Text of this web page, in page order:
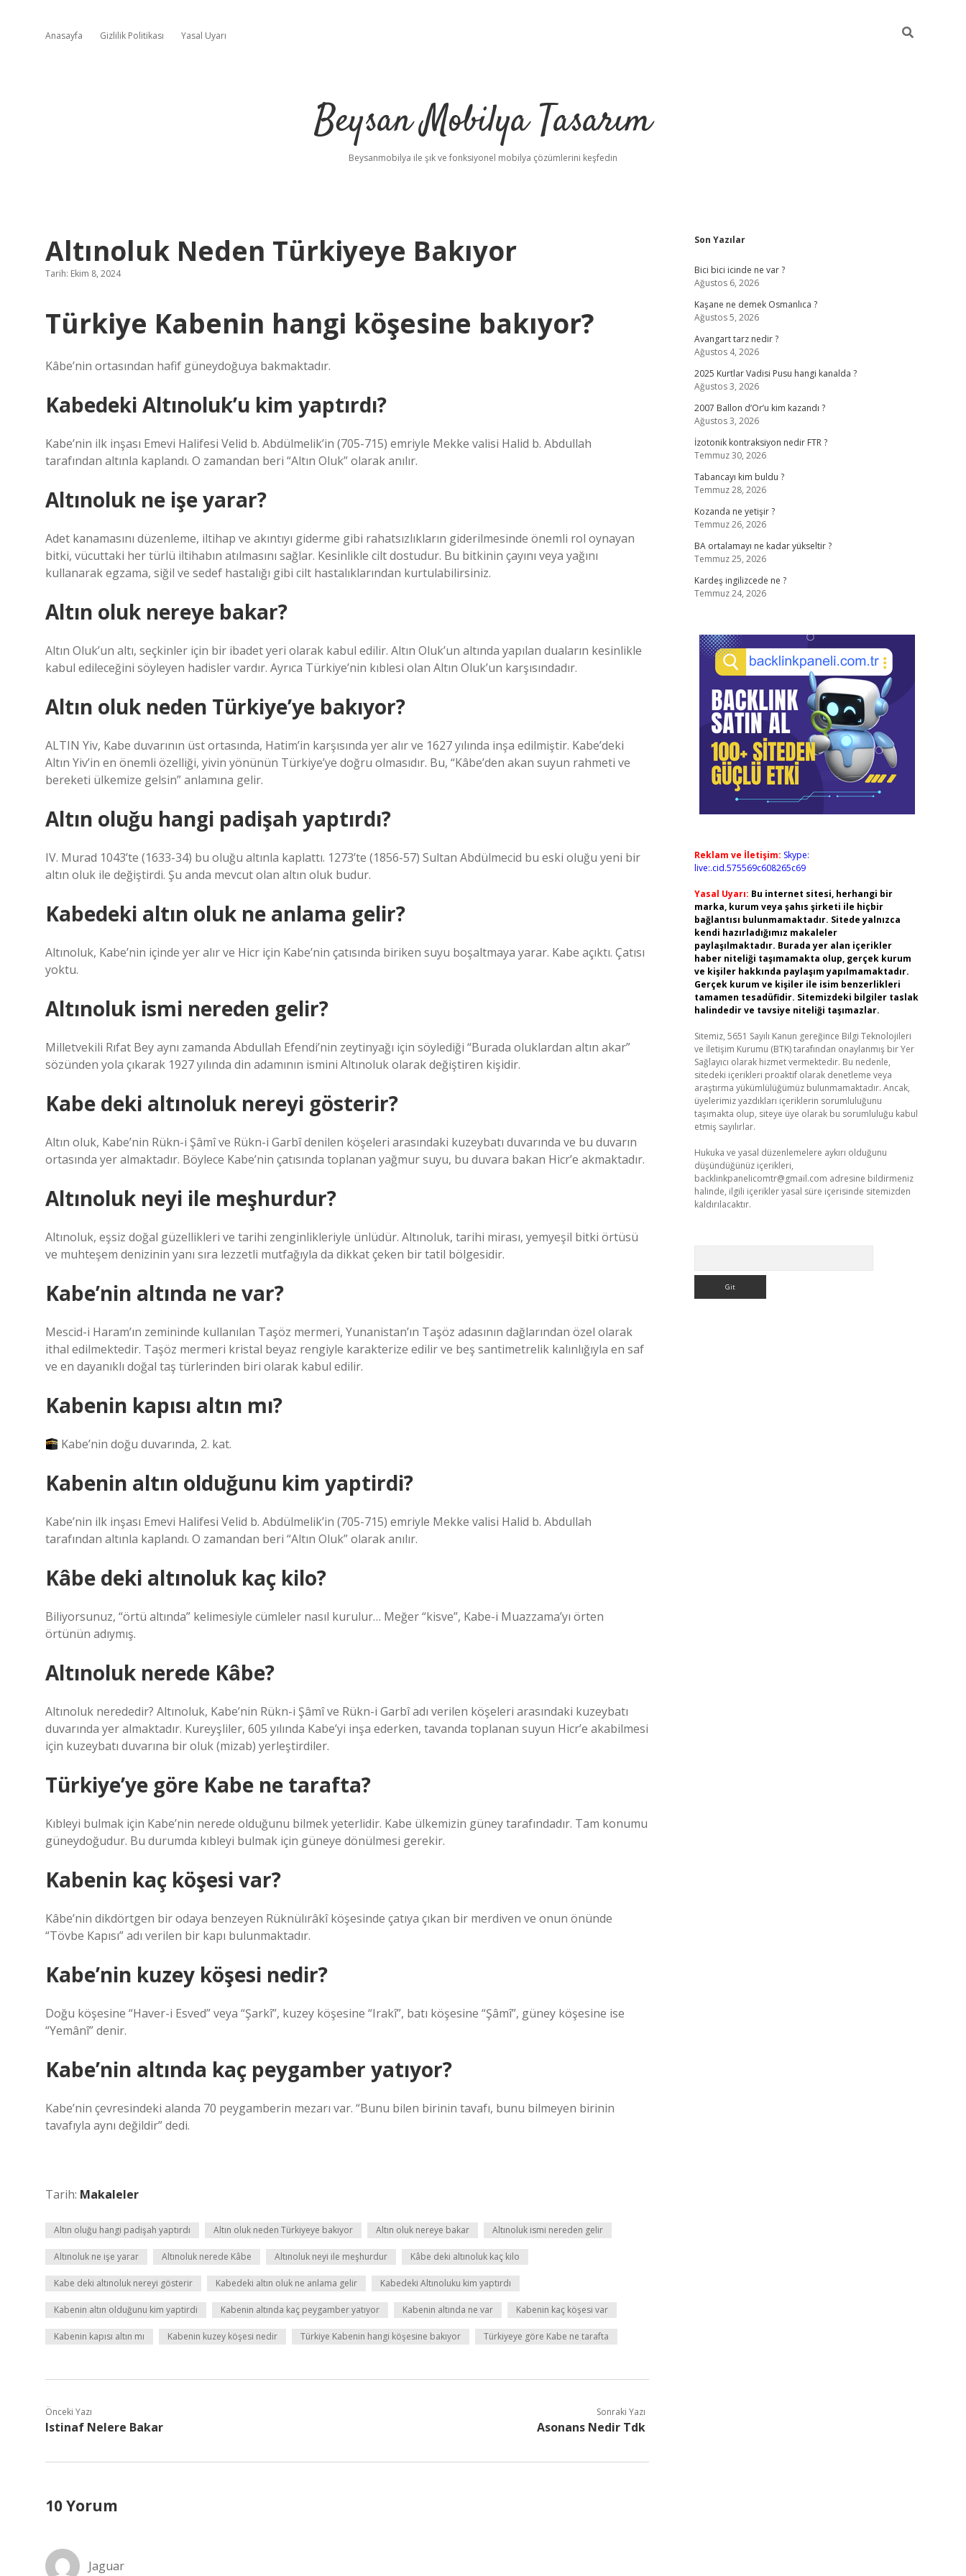
Anasayfa Gizlilik Politikası Yasal Uyarı
Beysan Mobilya Tasarım
Beysanmobilya ile şık ve fonksiyonel mobilya çözümlerini keşfedin
Altınoluk Neden Türkiyeye Bakıyor
Tarih: Ekim 8, 2024
Türkiye Kabenin hangi köşesine bakıyor?
Kâbe’nin ortasından hafif güneydoğuya bakmaktadır.
Kabedeki Altınoluk’u kim yaptırdı?
Kabe’nin ilk inşası Emevi Halifesi Velid b. Abdülmelik’in (705-715) emriyle Mekke valisi Halid b. Abdullah
tarafından altınla kaplandı. O zamandan beri “Altın Oluk” olarak anılır.
Altınoluk ne işe yarar?
Adet kanamasını düzenleme, iltihap ve akıntıyı giderme gibi rahatsızlıkların giderilmesinde önemli rol oynayan
bitki, vücuttaki her türlü iltihabın atılmasını sağlar. Kesinlikle cilt dostudur. Bu bitkinin çayını veya yağını
kullanarak egzama, siğil ve sedef hastalığı gibi cilt hastalıklarından kurtulabilirsiniz.
Altın oluk nereye bakar?
Altın Oluk’un altı, seçkinler için bir ibadet yeri olarak kabul edilir. Altın Oluk’un altında yapılan duaların kesinlikle
kabul edileceğini söyleyen hadisler vardır. Ayrıca Türkiye’nin kıblesi olan Altın Oluk’un karşısındadır.
Altın oluk neden Türkiye’ye bakıyor?
ALTIN ​​Yiv, Kabe duvarının üst ortasında, Hatim’in karşısında yer alır ve 1627 yılında inşa edilmiştir. Kabe’deki
Altın Yiv’in en önemli özelliği, yivin yönünün Türkiye’ye doğru olmasıdır. Bu, “Kâbe’den akan suyun rahmeti ve
bereketi ülkemize gelsin” anlamına gelir.
Altın oluğu hangi padişah yaptırdı?
IV. Murad 1043’te (1633-34) bu oluğu altınla kaplattı. 1273’te (1856-57) Sultan Abdülmecid bu eski oluğu yeni bir
altın oluk ile değiştirdi. Şu anda mevcut olan altın oluk budur.
Kabedeki altın oluk ne anlama gelir?
Altınoluk, Kabe’nin içinde yer alır ve Hicr için Kabe’nin çatısında biriken suyu boşaltmaya yarar. Kabe açıktı. Çatısı
yoktu.
Altınoluk ismi nereden gelir?
Milletvekili Rıfat Bey aynı zamanda Abdullah Efendi’nin zeytinyağı için söylediği “Burada oluklardan altın akar”
sözünden yola çıkarak 1927 yılında din adamının ismini Altınoluk olarak değiştiren kişidir.
Kabe deki altınoluk nereyi gösterir?
Altın oluk, Kabe’nin Rükn-i Şâmî ve Rükn-i Garbî denilen köşeleri arasındaki kuzeybatı duvarında ve bu duvarın
ortasında yer almaktadır. Böylece Kabe’nin çatısında toplanan yağmur suyu, bu duvara bakan Hicr’e akmaktadır.
Altınoluk neyi ile meşhurdur?
Altınoluk, eşsiz doğal güzellikleri ve tarihi zenginlikleriyle ünlüdür. Altınoluk, tarihi mirası, yemyeşil bitki örtüsü
ve muhteşem denizinin yanı sıra lezzetli mutfağıyla da dikkat çeken bir tatil bölgesidir.
Kabe’nin altında ne var?
Mescid-i Haram’ın zemininde kullanılan Taşöz mermeri, Yunanistan’ın Taşöz adasının dağlarından özel olarak
ithal edilmektedir. Taşöz mermeri kristal beyaz rengiyle karakterize edilir ve beş santimetrelik kalınlığıyla en saf
ve en dayanıklı doğal taş türlerinden biri olarak kabul edilir.
Kabenin kapısı altın mı?
Kabe’nin doğu duvarında, 2. kat.
Kabenin altın olduğunu kim yaptirdi?
Kabe’nin ilk inşası Emevi Halifesi Velid b. Abdülmelik’in (705-715) emriyle Mekke valisi Halid b. Abdullah
tarafından altınla kaplandı. O zamandan beri “Altın Oluk” olarak anılır.
Kâbe deki altınoluk kaç kilo?
Biliyorsunuz, “örtü altında” kelimesiyle cümleler nasıl kurulur… Meğer “kisve”, Kabe-i Muazzama’yı örten
örtünün adıymış.
Altınoluk nerede Kâbe?
Altınoluk nerededir? Altınoluk, Kabe’nin Rükn-i Şâmî ve Rükn-i Garbî adı verilen köşeleri arasındaki kuzeybatı
duvarında yer almaktadır. Kureyşliler, 605 yılında Kabe’yi inşa ederken, tavanda toplanan suyun Hicr’e akabilmesi
için kuzeybatı duvarına bir oluk (mizab) yerleştirdiler.
Türkiye’ye göre Kabe ne tarafta?
Kıbleyi bulmak için Kabe’nin nerede olduğunu bilmek yeterlidir. Kabe ülkemizin güney tarafındadır. Tam konumu
güneydoğudur. Bu durumda kıbleyi bulmak için güneye dönülmesi gerekir.
Kabenin kaç köşesi var?
Kâbe’nin dikdörtgen bir odaya benzeyen Rüknülırâkî köşesinde çatıya çıkan bir merdiven ve onun önünde
“Tövbe Kapısı” adı verilen bir kapı bulunmaktadır.
Kabe’nin kuzey köşesi nedir?
Doğu köşesine “Haver-i Esved” veya “Şarkî”, kuzey köşesine “Irakî”, batı köşesine “Şâmî”, güney köşesine ise
“Yemânî” denir.
Kabe’nin altında kaç peygamber yatıyor?
Kabe’nin çevresindeki alanda 70 peygamberin mezarı var. “Bunu bilen birinin tavafı, bunu bilmeyen birinin
tavafıyla aynı değildir” dedi.
Tarih: Makaleler
Altın oluğu hangi padişah yaptırdı Altın oluk neden Türkiyeye bakıyor Altın oluk nereye bakar Altınoluk ismi nereden gelir
Altınoluk ne işe yarar Altınoluk nerede Kâbe Altınoluk neyi ile meşhurdur Kâbe deki altınoluk kaç kilo
Kabe deki altınoluk nereyi gösterir Kabedeki altın oluk ne anlama gelir Kabedeki Altınoluku kim yaptırdı
Kabenin altın olduğunu kim yaptirdi Kabenin altında kaç peygamber yatıyor Kabenin altında ne var Kabenin kaç köşesi var
Kabenin kapısı altın mı Kabenin kuzey köşesi nedir Türkiye Kabenin hangi köşesine bakıyor Türkiyeye göre Kabe ne tarafta
Önceki Yazı
Istinaf Nelere Bakar
Sonraki Yazı
Asonans Nedir Tdk
10 Yorum
Jaguar
Sidebar
Son Yazılar
Bici bici icinde ne var ?
Ağustos 6, 2026
Kaşane ne demek Osmanlıca ?
Ağustos 5, 2026
Avangart tarz nedir ?
Ağustos 4, 2026
2025 Kurtlar Vadisi Pusu hangi kanalda ?
Ağustos 3, 2026
2007 Ballon d’Or’u kim kazandı ?
Ağustos 3, 2026
İzotonik kontraksiyon nedir FTR ?
Temmuz 30, 2026
Tabancayı kim buldu ?
Temmuz 28, 2026
Kozanda ne yetişir ?
Temmuz 26, 2026
BA ortalamayı ne kadar yükseltir ?
Temmuz 25, 2026
Kardeş ingilizcede ne ?
Temmuz 24, 2026
Reklam ve İletişim: Skype:
live:.cid.575569c608265c69
Yasal Uyarı: Bu internet sitesi, herhangi bir
marka, kurum veya şahıs şirketi ile hiçbir
bağlantısı bulunmamaktadır. Sitede yalnızca
kendi hazırladığımız makaleler
paylaşılmaktadır. Burada yer alan içerikler
haber niteliği taşımamakta olup, gerçek kurum
ve kişiler hakkında paylaşım yapılmamaktadır.
Gerçek kurum ve kişiler ile isim benzerlikleri
tamamen tesadüfidir. Sitemizdeki bilgiler taslak
halindedir ve tavsiye niteliği taşımazlar.
Sitemiz, 5651 Sayılı Kanun gereğince Bilgi Teknolojileri
ve İletişim Kurumu (BTK) tarafından onaylanmış bir Yer
Sağlayıcı olarak hizmet vermektedir. Bu nedenle,
sitedeki içerikleri proaktif olarak denetleme veya
araştırma yükümlülüğümüz bulunmamaktadır. Ancak,
üyelerimiz yazdıkları içeriklerin sorumluluğunu
taşımakta olup, siteye üye olarak bu sorumluluğu kabul
etmiş sayılırlar.
Hukuka ve yasal düzenlemelere aykırı olduğunu
düşündüğünüz içerikleri,
backlinkpanelicomtr@gmail.com adresine bildirmeniz
halinde, ilgili içerikler yasal süre içerisinde sitemizden
kaldırılacaktır.